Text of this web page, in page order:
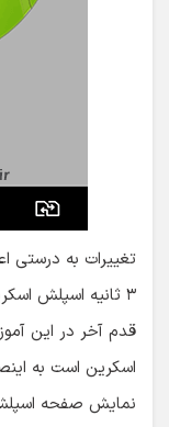
تغییرات به درستی
۳ ثانیه اسپلش اسکرین، به اکتیویتی اصلی منتقل می شویم.
قدم آخر در این
اسکرین است به
نمایش صفحه